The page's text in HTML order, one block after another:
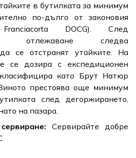
в бутилката за минимум
по-дълго от законовия
DOCG). След
отлежаване следва
се отстранят утайките. На
се дозира с експедиционен
като Брут Натюр
престоява още минимум
след дегоржирането,
на пазара.
Сервирайте добре